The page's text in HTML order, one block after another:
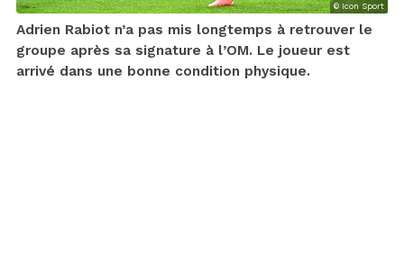
© Icon Sport
Adrien Rabiot n’a pas mis longtemps à retrouver le
groupe après sa signature à l’OM. Le joueur est
arrivé dans une bonne condition physique.